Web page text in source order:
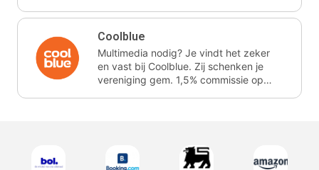
Coolblue
Multimedia nodig? Je vindt het zeker
en vast bij Coolblue. Zij schenken je
vereniging gem. 1,5% commissie op